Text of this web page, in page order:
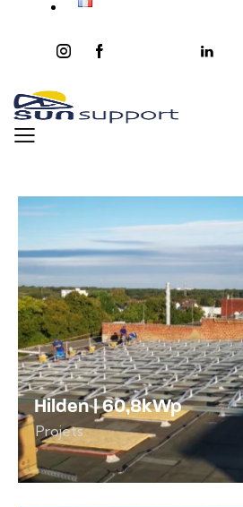
instagramfacebook-
youtube2
linkedin
Hilden | 60,8kWp
Projets